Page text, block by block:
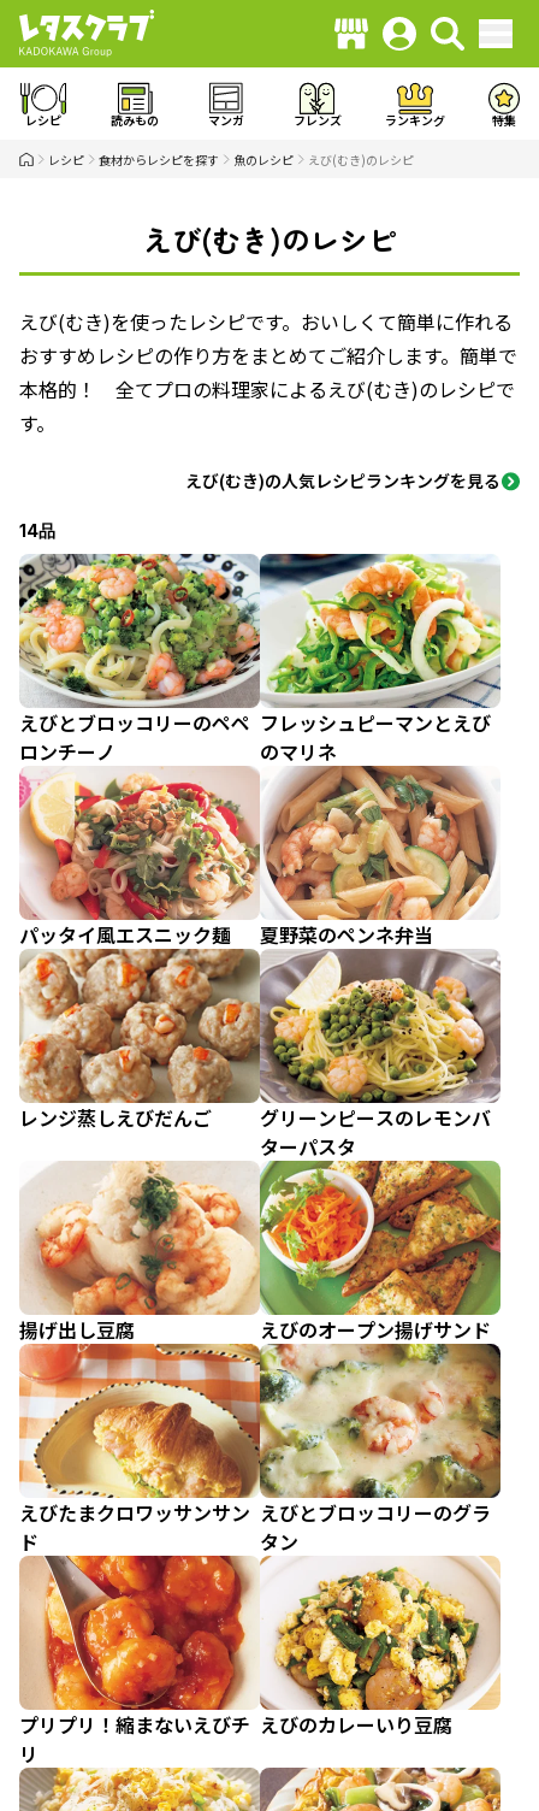
レシピ 読みもの マンガ フレンズ ランキング 特集
レシピ 食材からレシピを探す 魚のレシピ えび(むき)のレシピ
えび(むき)のレシピ
えび(むき)を使ったレシピです。おいしくて簡単に作れる
おすすめレシピの作り方をまとめてご紹介します。簡単で
本格的！ 全てプロの料理家によるえび(むき)のレシピで
す。
えび(むき)の人気レシピランキングを見る
14品
えびとブロッコリーのペペ
ロンチーノ
フレッシュピーマンとえび
のマリネ
パッタイ風エスニック麺 夏野菜のペンネ弁当
レンジ蒸しえびだんご
グリーンピースのレモンバ
ターパスタ
揚げ出し豆腐 えびのオープン揚げサンド
えびたまクロワッサンサン
ド
えびとブロッコリーのグラ
タン
プリプリ！縮まないえびチ
リ
えびのカレーいり豆腐